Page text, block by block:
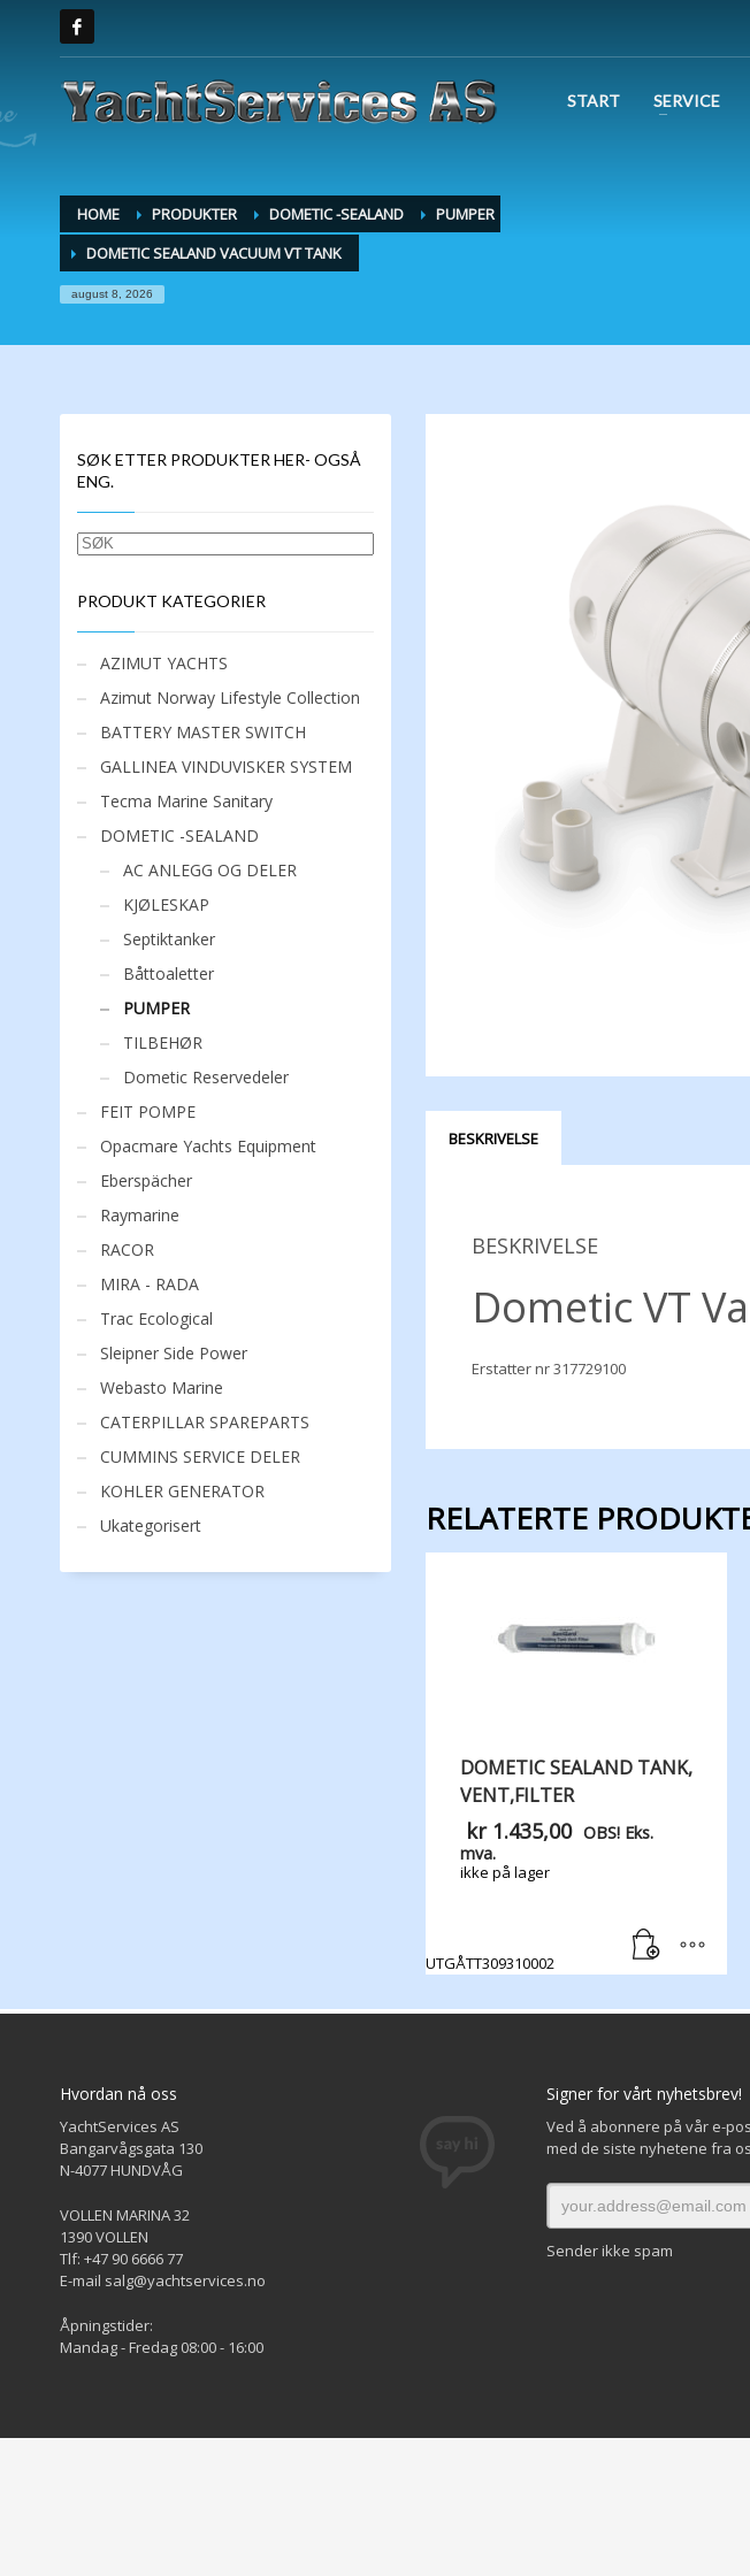
START SERVICE
HOME PRODUKTER DOMETIC -SEALAND
PUMPER
DOMETIC SEALAND VACUUM VT TANK
august 8, 2026
BESKRIVELSE
BESKRIVELSE
Dometic VT
Erstatter nr 317729100
RELATERTE
DOMETIC SEALAND TANK,​
VENT,​FILTER
kr1.435,00 OBS! Eks.
mva.
ikke på lager
UTGÅTT309310002
SØK ETTER PRODUKTER HER- OGSÅ
ENG.
SØK
PRODUKT KATEGORIER
AZIMUT YACHTS
Azimut Norway Lifestyle Collection
BATTERY MASTER SWITCH
GALLINEA VINDUVISKER SYSTEM
Tecma Marine Sanitary
DOMETIC -SEALAND
AC ANLEGG OG DELER
KJØLESKAP
Septiktanker
Båttoaletter
PUMPER
TILBEHØR
Dometic Reservedeler
FEIT POMPE
Opacmare Yachts Equipment
Eberspächer
Raymarine
RACOR
MIRA - RADA
Trac Ecological
Sleipner Side Power
Webasto Marine
CATERPILLAR SPAREPARTS
CUMMINS SERVICE DELER
KOHLER GENERATOR
Ukategorisert
Hvordan nå oss
YachtServices AS
Bangarvågsgata 130
N-4077 HUNDVÅG
VOLLEN MARINA 32
1390 VOLLEN
Tlf: +47 90 6666 77
E-mail salg@yachtservices.no
Åpningstider:
Mandag - Fredag 08:00 - 16:00
Signer for vårt nyhetsbrev!
Ved å abonnere på vår e-
med de siste nyhetene fra
Sender ikke spam